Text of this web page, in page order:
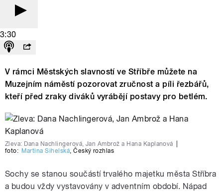
3:30
V rámci Městských slavností ve Stříbře můžete na
Muzejním náměstí pozorovat zručnost a píli řezbářů,
kteří před zraky diváků vyrábějí postavy pro betlém.
Zleva: Dana Nachlingerová, Jan Ambrož a Hana Kaplanová
foto: Martina Sihelská,Český rozhlas
Sochy se stanou součástí trvalého majetku města Stříbra
a budou vždy vystavovány v adventním období. Nápad